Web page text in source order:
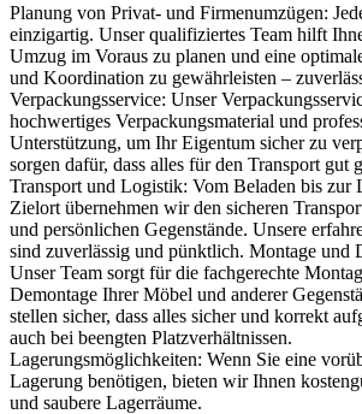
Planung von Privat- und Firmenumzügen:
einzigartig. Unser qualifiziertes Team hilft
Umzug im Voraus zu planen und eine
und Koordination zu gewährleisten –
Verpackungsservice: Unser
hochwertiges Verpackungsmaterial und
Unterstützung, um Ihr Eigentum sicher zu
sorgen dafür, dass alles für den Transport gut
Transport und Logistik: Vom Beladen bis zur
Zielort übernehmen wir den sicheren
und persönlichen Gegenstände. Unsere
sind zuverlässig und pünktlich. Montage und
Unser Team sorgt für die fachgerechte
Demontage Ihrer Möbel und anderer
stellen sicher, dass alles sicher und korrekt
auch bei beengten Platzverhältnissen.
Lagerungsmöglichkeiten: Wenn Sie eine
Lagerung benötigen, bieten wir Ihnen
und saubere Lagerräume.